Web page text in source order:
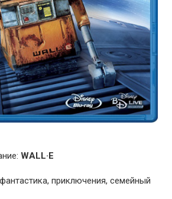
WALL·E
приключения, семейный